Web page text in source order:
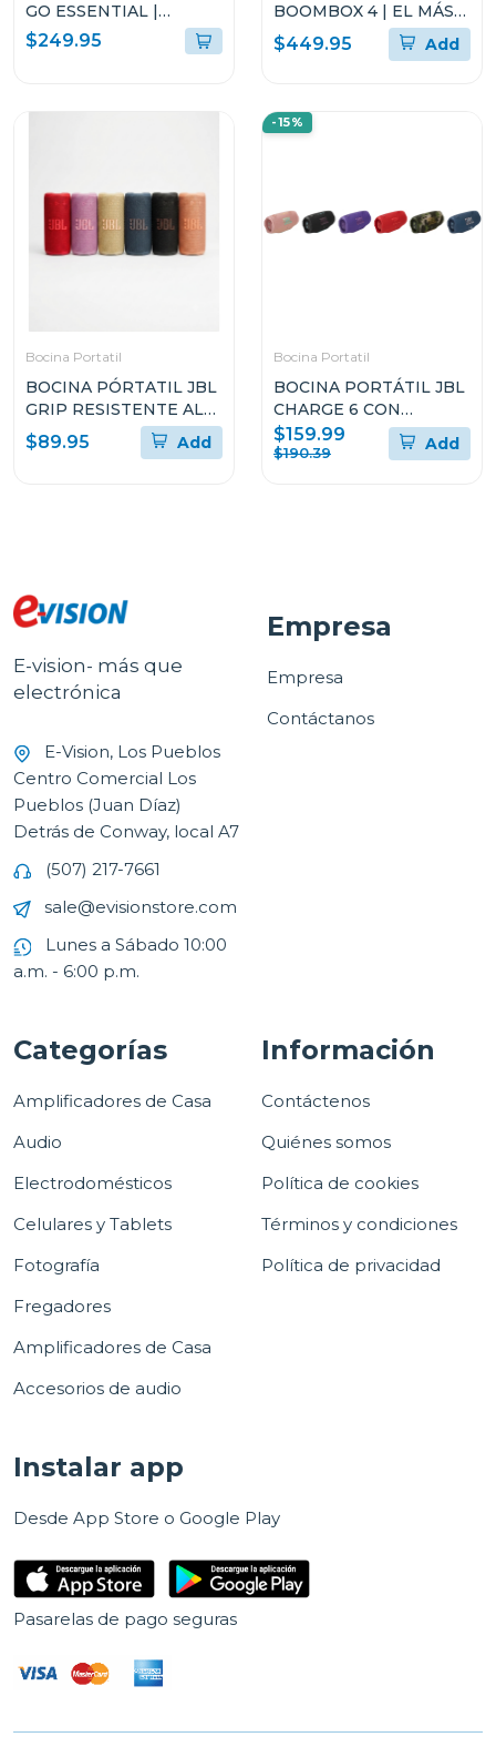
GO ESSENTIAL |
ALTAVOZ PORTÁTIL
PARA FIESTAS CON
$249.95
BOOMBOX 4 | EL MÁS
POTENTE DE JBL
$449.95 Add
Bocina Portatil
BOCINA PÓRTATIL JBL
GRIP RESISTENTE AL
POLVO Y EL AGUA
$89.95 Add
-15%
Bocina Portatil
BOCINA PORTÁTIL JBL
CHARGE 6 CON
BLUETOOTH
RESISTENTE AL AGUA Y
$159.99
$190.39 Add
E-vision- más que
electrónica
E-Vision, Los Pueblos
Centro Comercial Los
Pueblos (Juan Díaz)
Detrás de Conway, local A7
(507) 217-7661
sale@evisionstore.com
Lunes a Sábado 10:00
a.m. - 6:00 p.m.
Empresa
Empresa
Contáctanos
Categorías
Amplificadores de Casa
Audio
Electrodomésticos
Celulares y Tablets
Fotografía
Fregadores
Amplificadores de Casa
Accesorios de audio
Información
Contáctenos
Quiénes somos
Política de cookies
Términos y condiciones
Política de privacidad
Instalar app
Desde App Store o Google Play
Pasarelas de pago seguras